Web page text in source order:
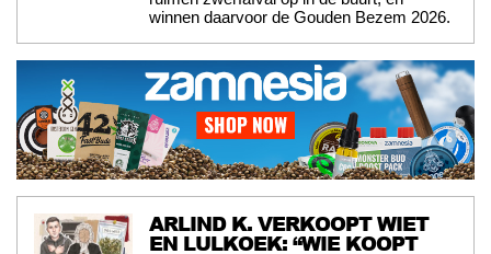
winnen daarvoor de Gouden Bezem 2026.
ARLIND K. VERKOOPT WIET
EN LULKOEK: “WIE KOOPT